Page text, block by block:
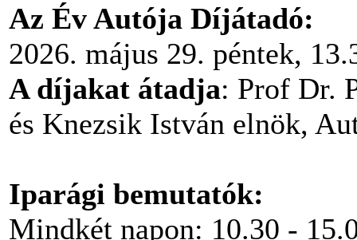
Az Év Autója Díjátadó:
2026. május 29. péntek,
A díjakat átadja: Prof Dr.
és Knezsik István elnök,
Iparági bemutatók:
Mindkét napon: 10.30 -